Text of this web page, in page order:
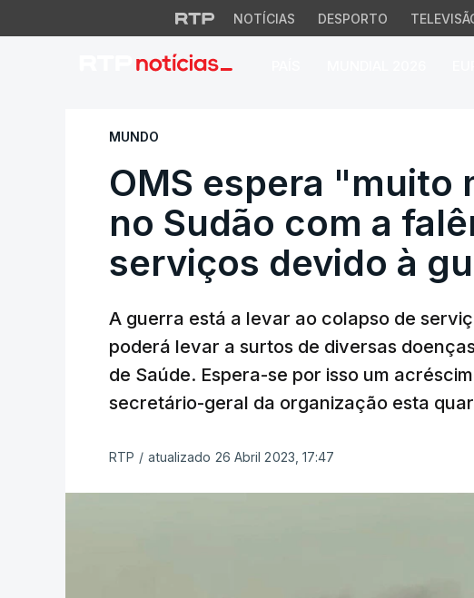
NOTÍCIAS DESPORTO
OMS espera "muito
MUNDO
OMS espera "muito
no Sudão com a
serviços devido à
A guerra está a levar ao colapso de
poderá levar a surtos de diversas
de Saúde. Espera-se por isso um
secretário-geral da organização esta
RTP / atualizado 26 Abril 2023, 17:47